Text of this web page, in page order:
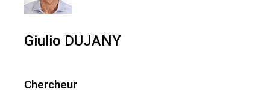
Giulio DUJANY
Chercheur